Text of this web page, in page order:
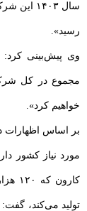
رسید».
خواهیم کرد».
بر اساس اظهارات
مورد نیاز کشور